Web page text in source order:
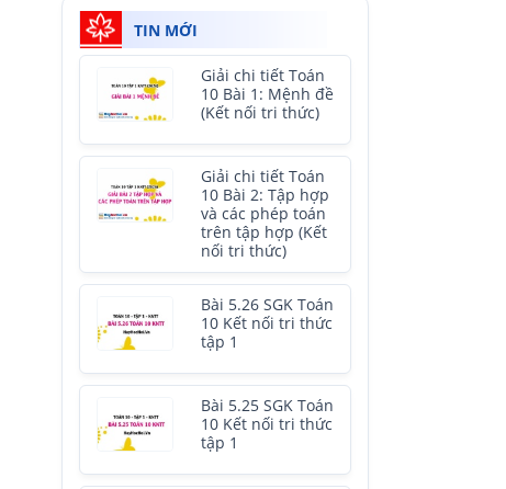
TIN MỚI
Giải chi tiết Toán
10 Bài 1: Mệnh đề
(Kết nối tri thức)
Giải chi tiết Toán
10 Bài 2: Tập hợp
và các phép toán
trên tập hợp (Kết
nối tri thức)
Bài 5.26 SGK Toán
10 Kết nối tri thức
tập 1
Bài 5.25 SGK Toán
10 Kết nối tri thức
tập 1